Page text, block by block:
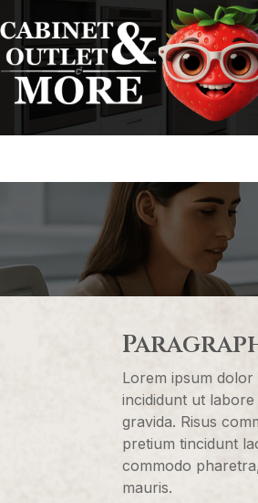
Lorem ipsum dolor
incididunt ut
gravida. Risus
pretium tincidunt
commodo
mauris.